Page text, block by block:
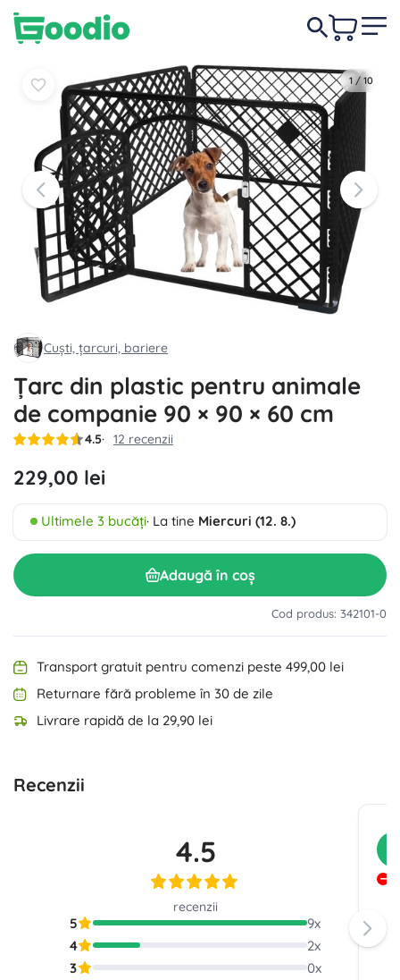
1 / 10
Cuști, țarcuri, bariere
Țarc din plastic pentru animale
de companie 90 × 90 × 60 cm
4.5 12 recenzii
229,00 lei
Ultimele 3 bucăți· La tine Miercuri (12. 8.)
Adaugă în coș
Cod produs: 342101-0
Transport gratuit pentru comenzi peste 499,00 lei
Returnare fără probleme în 30 de zile
Livrare rapidă de la 29,90 lei
Recenzii
4.5
recenzii
5 9x
4
2x
3
0x
229,00 lei În coșÎn coș